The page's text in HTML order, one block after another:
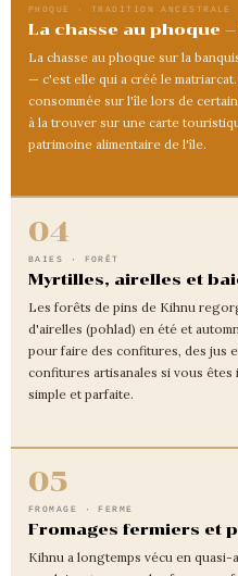
PHOQUE · TRADITION ANCESTRALE
La chasse au phoque
La chasse au phoque sur la
— c'est elle qui a créé le
consommée sur l'île lors de
à la trouver sur une carte
patrimoine alimentaire de l'île.
04
BAIES · FORÊT
Myrtilles, airelles et
Les forêts de pins de Kihnu
d'airelles (pohlad) en été et
pour faire des confitures, des jus
confitures artisanales si vous
simple et parfaite.
05
FROMAGE · FERME
Fromages fermiers et
Kihnu a longtemps vécu en